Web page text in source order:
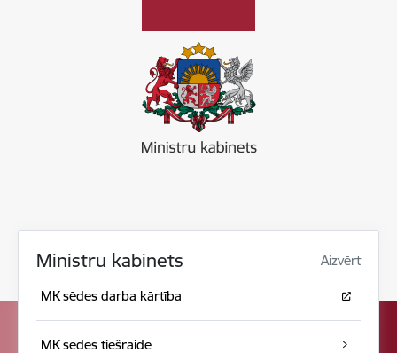
Ministru kabinets Aizvērt
MK sēdes darba kārtība
MK sēdes tiešraide